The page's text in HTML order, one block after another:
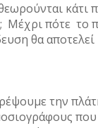
κάτι
Μέχρι πότε το
θα
την